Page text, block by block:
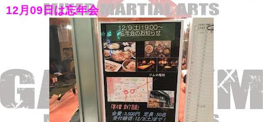
12月09日は忘年会